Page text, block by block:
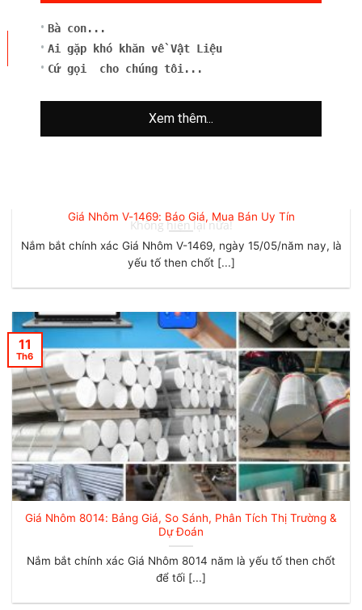
Giá Nhôm V-1469: Báo Giá, Mua Bán Uy Tín
Nắm bắt chính xác Giá Nhôm V-1469, ngày 15/05/năm nay, là
yếu tố then chốt [...]
Giá Nhôm 8014: Bảng Giá, So Sánh, Phân Tích Thị Trường &
Dự Đoán
Nắm bắt chính xác Giá Nhôm 8014 năm là yếu tố then chốt
để tối [...]
11
Th6
Bà con...
Ai gặp khó khăn về Vật Liệu
Cứ gọi cho chúng tôi...
Xem thêm...
Không hiện lại nữa!